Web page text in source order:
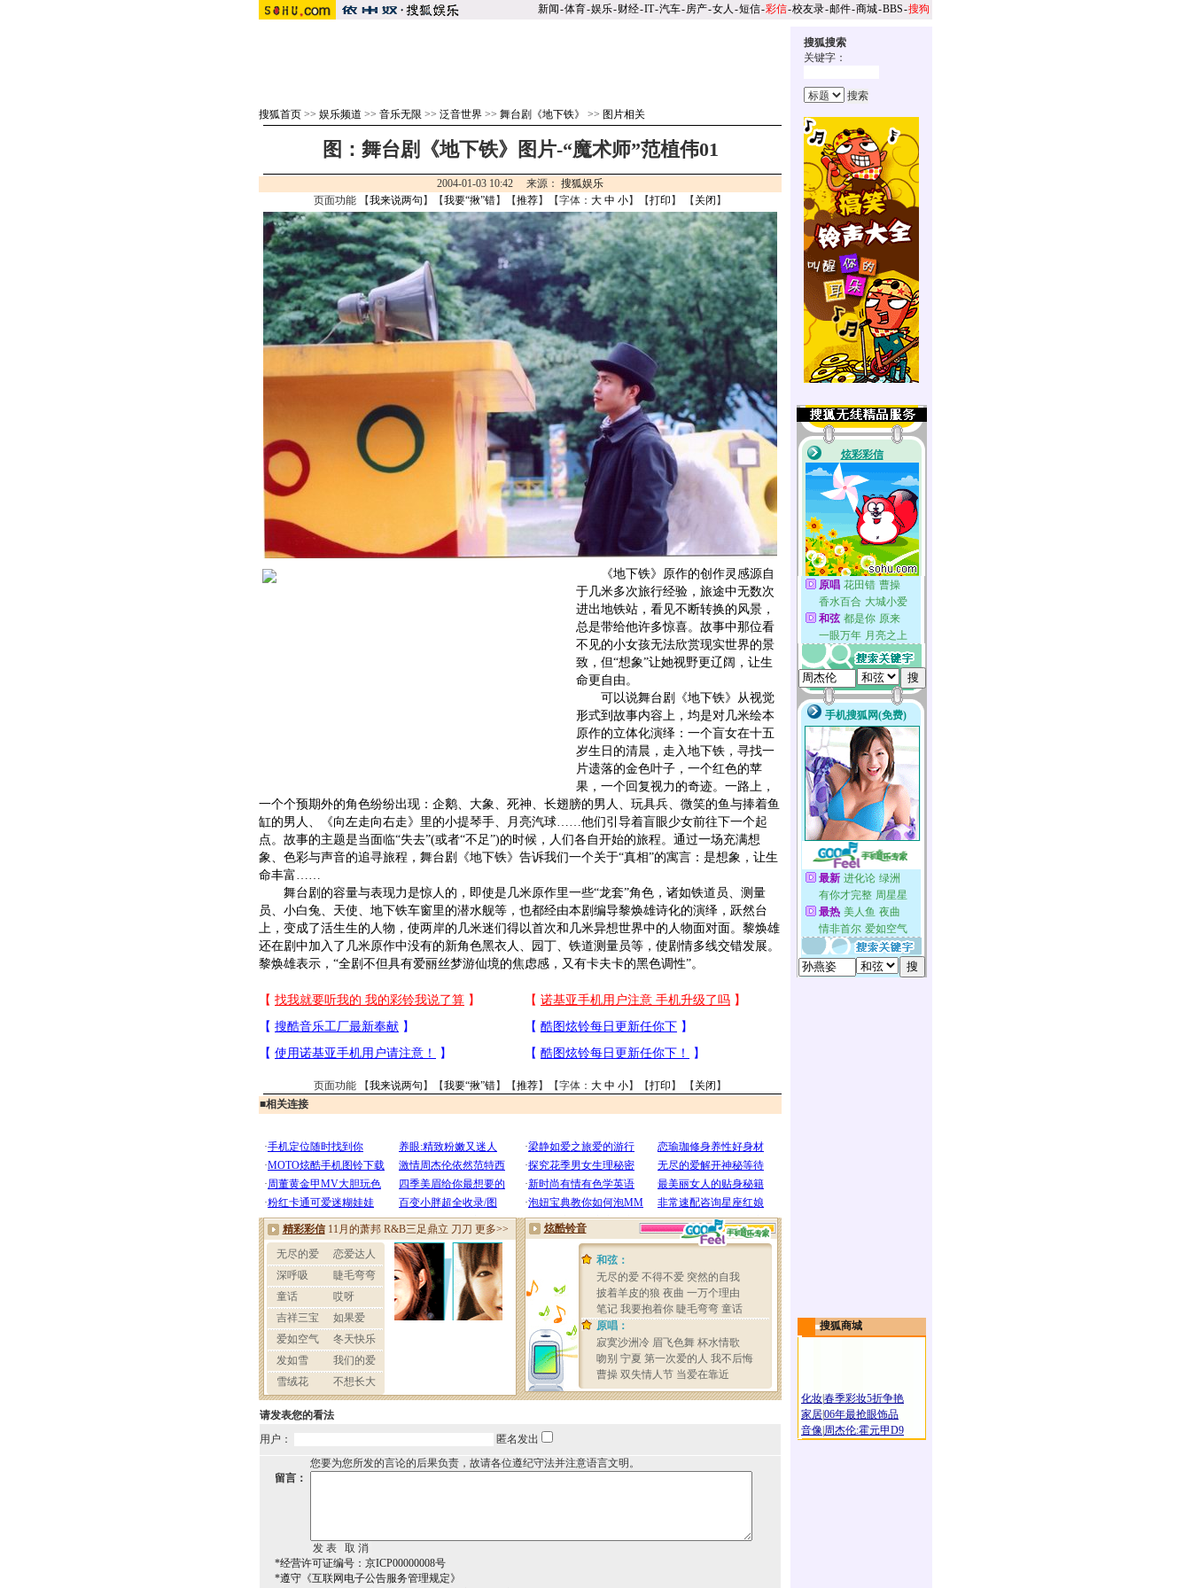
新闻-体育-娱乐-财经-IT-汽车-房产-女人 -短信-彩信-校友录-邮件-商城-BBS-搜狗
搜狐首页 >> 娱乐频道 >> 音乐无限 >> 泛音世界 >> 舞台剧《地下铁》 >> 图片相关
图：舞台剧《地下铁》图片-“魔术师”范植伟01
2004-01-03 10:42 来源： 搜狐娱乐
页面功能 【我来说两句 】【我要“揪”错】【推荐】【字体： 大 中 小】【打印 】 【 关闭 】
《地下铁》原作的创作灵感源自
于几米多次旅行经验，旅途中无数次
进出地铁站，看见不断转换的风景，
总是带给他许多惊喜。故事中那位看
不见的小女孩无法欣赏现实世界的景
致，但“想象”让她视野更辽阔，让生
命更自由。
可以说舞台剧《地下铁》从视觉
形式到故事内容上，均是对几米绘本
原作的立体化演绎：一个盲女在十五
岁生日的清晨，走入地下铁，寻找一
片遗落的金色叶子，一个红色的苹
果，一个回复视力的奇迹。一路上，
一个个预期外的角色纷纷出现：企鹅、大象、死神、长翅膀的男人、玩具兵、微笑的鱼与捧着鱼
缸的男人、《向左走向右走》里的小提琴手、月亮汽球……他们引导着盲眼少女前往下一个起
点。故事的主题是当面临“失去”(或者“不足”)的时候，人们各自开始的旅程。通过一场充满想
象、色彩与声音的追寻旅程，舞台剧《地下铁》告诉我们一个关于“真相”的寓言：是想象，让生
命丰富……
舞台剧的容量与表现力是惊人的，即使是几米原作里一些“龙套”角色，诸如铁道员、测量
员、小白兔、天使、地下铁车窗里的潜水舰等，也都经由本剧编导黎焕雄诗化的演绎，跃然台
上，变成了活生生的人物，使两岸的几米迷们得以首次和几米异想世界中的人物面对面。黎焕雄
还在剧中加入了几米原作中没有的新角色黑衣人、园丁、铁道测量员等，使剧情多线交错发展。
黎焕雄表示，“全剧不但具有爱丽丝梦游仙境的焦虑感，又有卡夫卡的黑色调性”。
页面功能 【我来说两句 】【我要“揪”错】【推荐】【字体： 大 中 小】【打印 】 【 关闭 】
■相关连接
请发表您的看法
用户：
匿名发出
您要为您所发的言论的后果负责，故请各位遵纪守法并注意语言文明。
留言：
*经营许可证编号：京ICP00000008号
*遵守《互联网电子公告服务管理规定》
搜狐搜索
关键字：
搜狐商城
化妆春季彩妆5折争艳
家居06年最抢眼饰品
音像 周杰伦:霍元甲D9